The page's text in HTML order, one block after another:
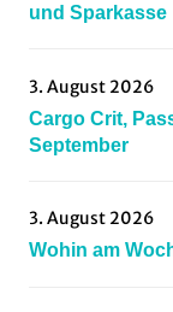
und Sparkasse
3. August 2026
Cargo Crit,
September
3. August 2026
Wohin am